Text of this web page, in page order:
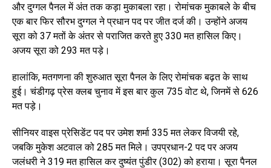
और दुग्गल पैनल में अंत तक कड़ा मुकाबला रहा। रोमांचक मुकाबले के बीच
एक बार फिर सौरभ दुग्गल ने प्रधान पद पर जीत दर्ज की। उन्होंने अजय
सूरा को 37 मतों के अंतर से पराजित करते हुए 330 मत हासिल किए।
अजय सूरा को 293 मत पड़े।
हालांकि, मतगणना की शुरुआत सूरा पैनल के लिए रोमांचक बढ़त के साथ
हुई। चंडीगढ़ प्रेस क्लब चुनाव में इस बार कुल 735 वोट थे, जिनमें से 626
मत पड़े।
सीनियर वाइस प्रेसिडेंट पद पर उमेश शर्मा 335 मत लेकर विजयी रहे,
जबकि मुकेश अटवाल को 285 मत मिले। उपप्रधान-2 पद पर अजय
जलंधरी ने 319 मत हासिल कर दुष्यंत पुंडीर (302) को हराया। सूरा पैनल